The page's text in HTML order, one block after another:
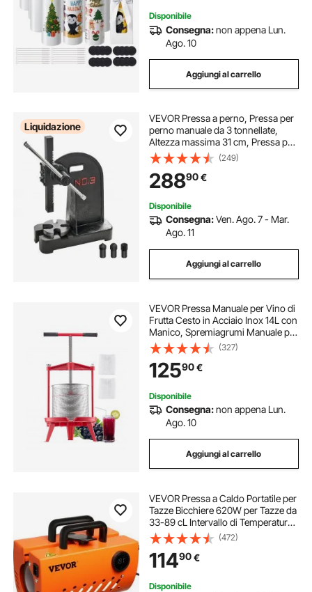
Disponibile
Consegna:non appena Lun.
Ago. 10
Aggiungi al carrello
Liquidazione
VEVOR Pressa a perno, Pressa per
perno manuale da 3 tonnellate,
Altezza massima 31 cm, Pressa per
perno da tavolo manuale per carichi
pesanti in ghisa, piegatura,
allungamento, formatura
(249)
28890€
Disponibile
Consegna:Ven. Ago. 7 - Mar.
Ago. 11
Aggiungi al carrello
VEVOR Pressa Manuale per Vino di
Frutta Cesto in Acciaio Inox 14L con
Manico, Spremiagrumi Manuale per
Bevande Alcoliche Pressa per
Sidro, Mela, Uva, Tintura, Miele,
Olio d'Oliva Cucina, Casa
(327)
12590€
Disponibile
Consegna:non appena Lun.
Ago. 10
Aggiungi al carrello
VEVOR Pressa a Caldo Portatile per
Tazze Bicchiere 620W per Tazze da
33-89 cL Intervallo di Temperatura
40°C-210°C, Termopressa per
Tazze Altezza Max. 25cm in
Ceramica Acciaio Inox Lega di
Alluminio
(472)
11490€
Disponibile